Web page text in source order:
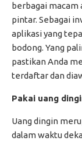
berbagai macam
pintar. Sebagai
aplikasi yang
bodong. Yang
pastikan Anda
terdaftar dan
Pakai uang
Uang dingin
dalam waktu